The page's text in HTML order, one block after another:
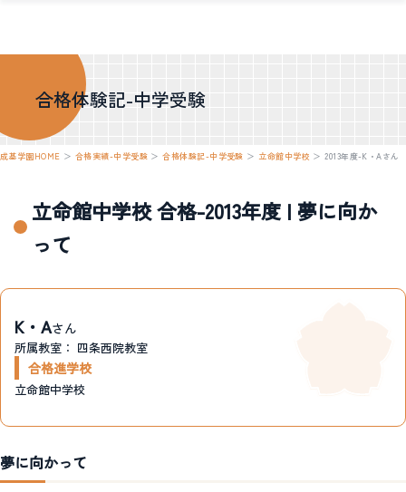
合格体験記-中学受験
成基学園HOME ＞ 合格実績-中学受験 ＞合格体験記-中学受験 ＞立命館中学校 ＞2013年度-K・Aさん
立命館中学校 合格-2013年度 | 夢に向か
って
K・Aさん
所属教室： 四条西院教室
合格進学校
立命館中学校
夢に向かって